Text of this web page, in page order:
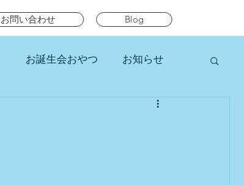
お問い合わせ Blog
お誕生会おやつ お知らせ